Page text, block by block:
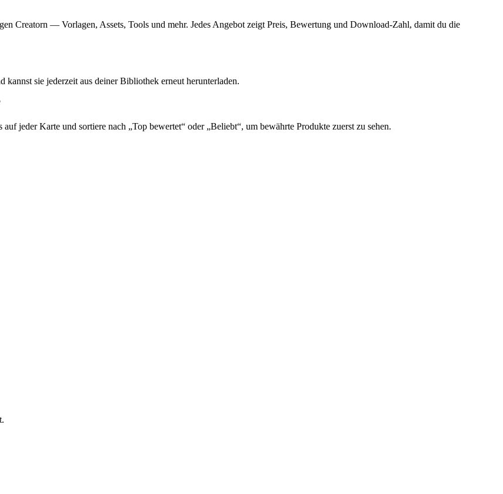
Creatorn — Vorlagen, Assets, Tools und mehr. Jedes Angebot zeigt Preis, Bewertung und Download-Zahl, damit du die
sie jederzeit aus deiner Bibliothek erneut herunterladen.
jeder Karte und sortiere nach „Top bewertet“ oder „Beliebt“, um bewährte Produkte zuerst zu sehen.